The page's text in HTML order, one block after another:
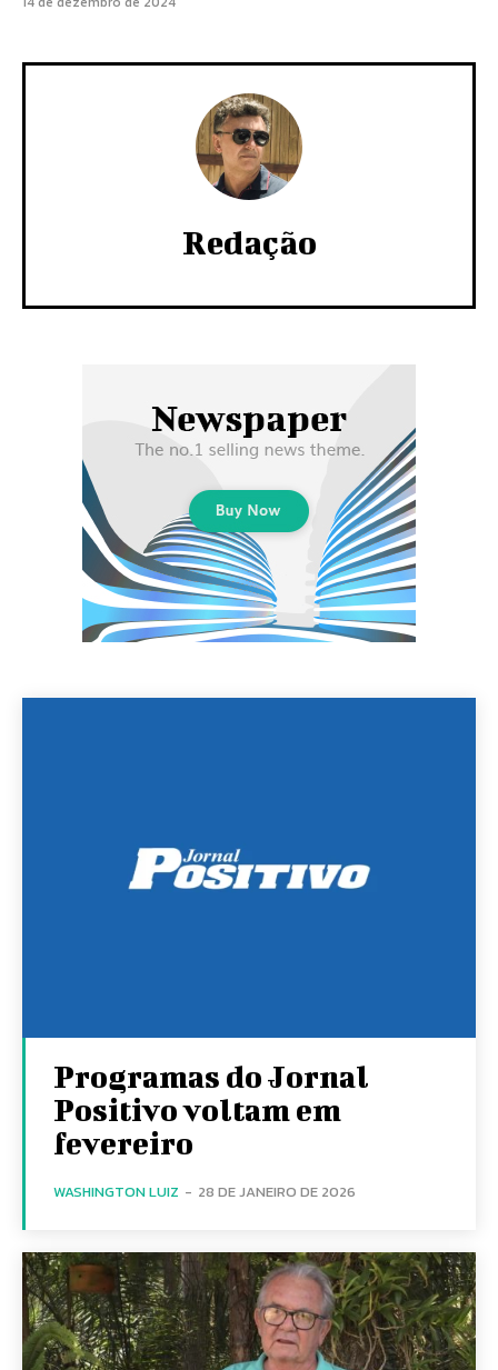
Redação
Programas do Jornal
Positivo voltam em
fevereiro
WASHINGTON LUIZ - 28 DE JANEIRO DE 2026